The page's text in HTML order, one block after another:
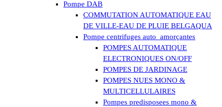
Pompe DAB
COMMUTATION AUTOMATIQUE EAU
DE VILLE-EAU DE PLUIE BELGAQUA
Pompe centrifuges auto_amorçantes
POMPES AUTOMATIQUE
ELECTRONIQUES ON/OFF
POMPES DE JARDINAGE
POMPES NUES MONO &
MULTICELLULAIRES
Pompes predisposees mono &